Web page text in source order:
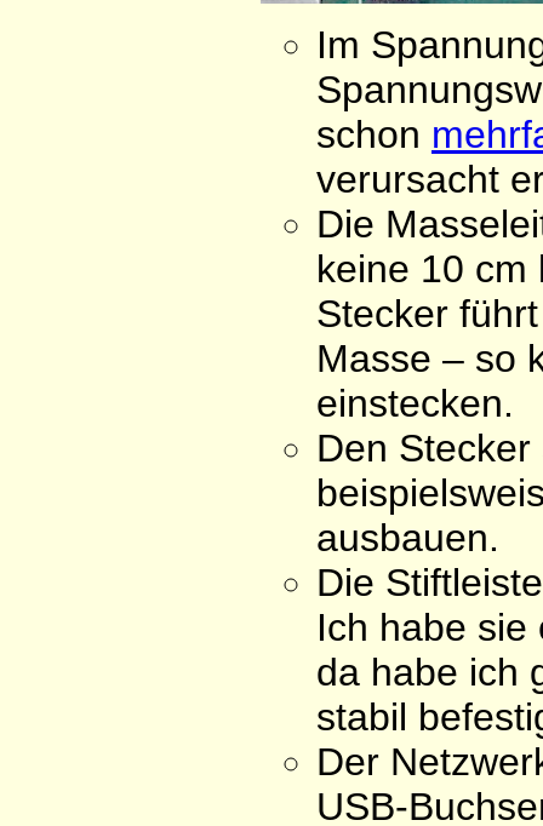
Im
schon
verursacht
Die
keine 10 cm
Stecker
Masse – so
einstecken.
Den
ausbauen.
Die
Ich habe sie
da habe ich
stabil
Der
USB-